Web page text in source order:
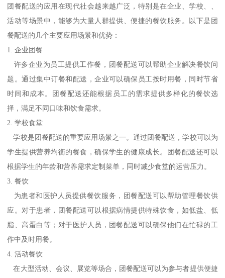
团餐配送的应用在现代社会越来越广泛，特别是在企业、学校、、
活动等场景中，能够为大量人群提供、便捷的餐饮服务。以下是团
餐配送的几个主要应用场景和优势：
1. 企业团餐
许多企业为员工提供工作餐，团餐配送可以帮助企业解决餐饮问
题。通过集中订餐和配送，企业可以确保员工按时用餐，同时节省
时间和成本。团餐配送还能根据员工的需求提供多样化的餐饮选
择，满足不同口味和饮食需求。
2. 学校食堂
学校是团餐配送的重要应用场景之一。通过团餐配送，学校可以为
学生提供营养均衡的餐食，确保学生的健康成长。团餐配送还可以
根据学生的年龄和营养需求定制菜单，同时减少食堂的运营压力。
3. 餐饮
为患者和医护人员提供餐饮服务，团餐配送可以帮助管理餐饮供
应。对于患者，团餐配送可以根据病情提供特殊饮食，如低盐、低
脂、高蛋白等；对于医护人员，团餐配送可以确保他们在忙碌的工
作中及时用餐。
4. 活动餐饮
在大型活动、会议、展览等场合，团餐配送可以为参与者提供便捷